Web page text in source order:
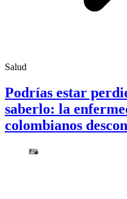
Salud
Podrías estar
saberlo: la
colombianos